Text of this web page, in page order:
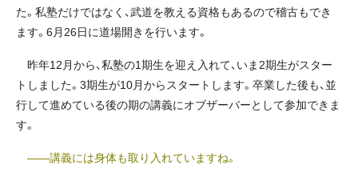
た。私塾だけではなく、武道を教える資格もあるので稽古もでき
ます。6月26日に道場開きを行います。
昨年12月から、私塾の1期生を迎え入れて、いま2期生がスター
トしました。3期生が10月からスタートします。卒業した後も、並
行して進めている後の期の講義にオブザーバーとして参加できま
す。
――講義には身体も取り入れていますね。